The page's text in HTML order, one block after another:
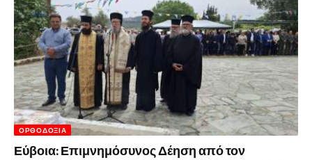
ΟΡΘΟΔΟΞΊΑ
Εύβοια: Επιμνημόσυνος Δέηση από τον